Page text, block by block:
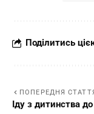
Поділитись
ПОПЕРЕДНЯ
Іду з дитинства